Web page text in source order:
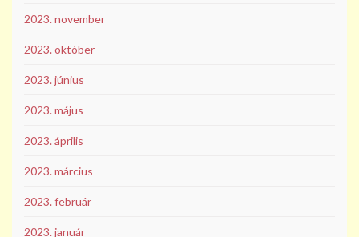
2023. november
2023. október
2023. június
2023. május
2023. április
2023. március
2023. február
2023. január